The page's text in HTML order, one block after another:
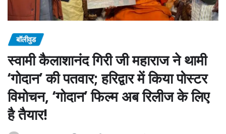
बॉलीवुड
स्वामी कैलाशानंद गिरी जी महाराज ने थामी
‘गोदान’ की पतवार; हरिद्वार में किया पोस्टर
विमोचन, ‘गोदान’ फिल्म अब रिलीज के लिए
है तैयार!